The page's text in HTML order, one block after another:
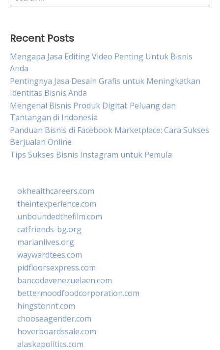
for:
Recent Posts
Mengapa Jasa Editing Video Penting Untuk Bisnis
Anda
Pentingnya Jasa Desain Grafis untuk Meningkatkan
Identitas Bisnis Anda
Mengenal Bisnis Produk Digital: Peluang dan
Tantangan di Indonesia
Panduan Bisnis di Facebook Marketplace: Cara Sukses
Berjualan Online
Tips Sukses Bisnis Instagram untuk Pemula
okhealthcareers.com
theintexperience.com
unboundedthefilm.com
catfriends-bg.org
marianlives.org
waywardtees.com
pidfloorsexpress.com
bancodevenezuelaen.com
bettermoodfoodcorporation.com
hingstonnt.com
chooseagender.com
hoverboardssale.com
alaskapolitics.com